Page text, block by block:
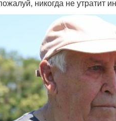
никогда не утратит